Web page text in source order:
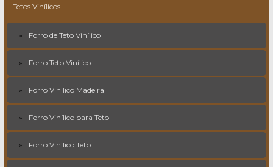
Tetos Vinílicos
Forro de Teto Vinílico
Forro Teto Vinílico
Forro Vinílico Madeira
Forro Vinílico para Teto
Forro Vinílico Teto